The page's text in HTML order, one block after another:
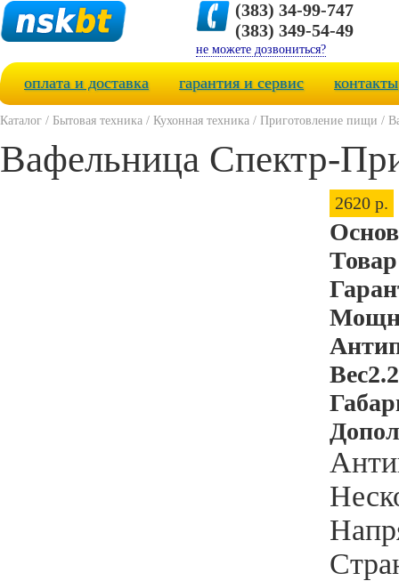
(383) 34-99-747
(383) 349-54-49
не можете дозвониться?
оплата и доставка гарантия и сервис контакты
Каталог / Бытовая техника / Кухонная техника / Приготовление пищи /
Вафельница Спектр-
2620 р.
Вес